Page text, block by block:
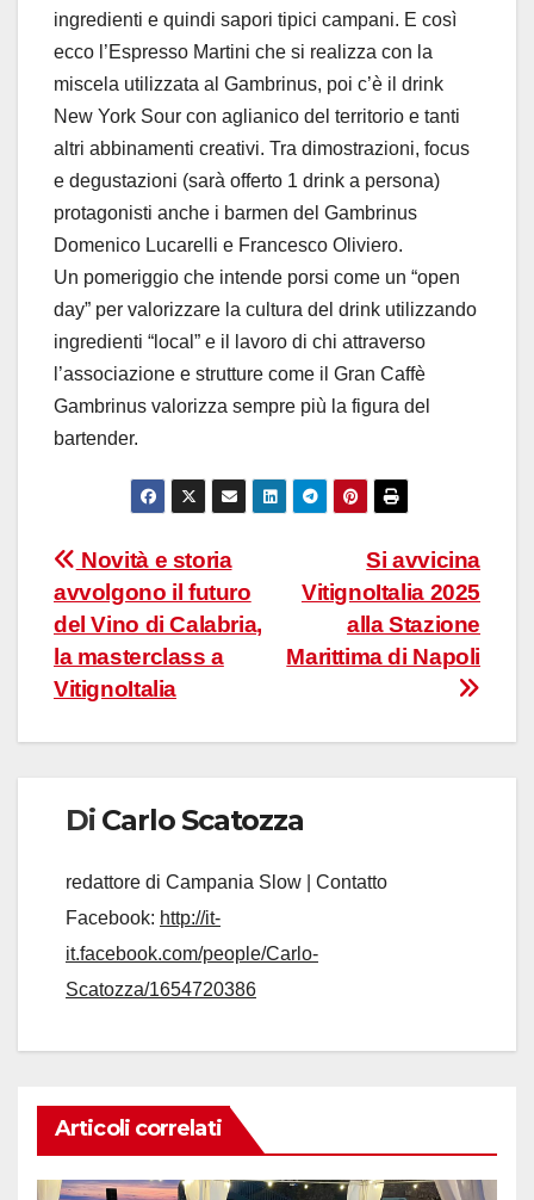
ingredienti e quindi sapori tipici campani. E così
ecco l’Espresso Martini che si realizza con la
miscela utilizzata al Gambrinus, poi c’è il drink
New York Sour con aglianico del territorio e tanti
altri abbinamenti creativi. Tra dimostrazioni, focus
e degustazioni (sarà offerto 1 drink a persona)
protagonisti anche i barmen del Gambrinus
Domenico Lucarelli e Francesco Oliviero.
Un pomeriggio che intende porsi come un “open
day” per valorizzare la cultura del drink utilizzando
ingredienti “local” e il lavoro di chi attraverso
l’associazione e strutture come il Gran Caffè
Gambrinus valorizza sempre più la figura del
bartender.
Navigazione
articoli
Si avvicina
VitignoItalia 2025
alla Stazione
Marittima di Napoli
Novità e storia
avvolgono il futuro
del Vino di Calabria,
la masterclass a
VitignoItalia
Di Carlo Scatozza
redattore di Campania Slow | Contatto
Facebook: http://it-
it.facebook.com/people/Carlo-
Scatozza/1654720386
Articoli correlati